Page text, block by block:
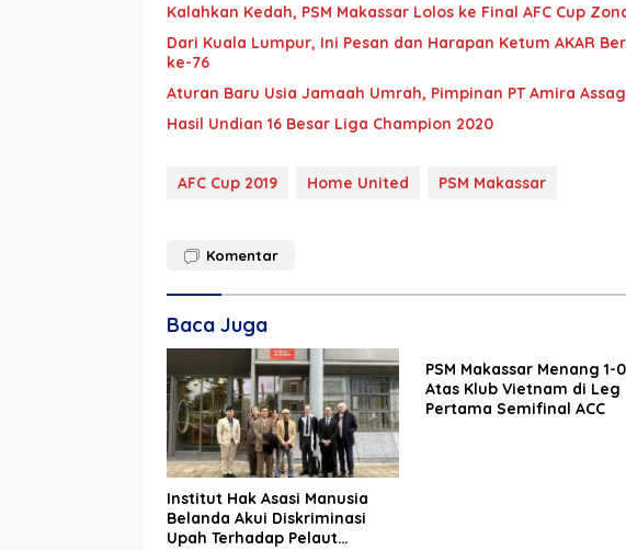
Kalahkan Kedah, PSM Makassar Lolos ke Final AFC Cup
Dari Kuala Lumpur, Ini Pesan dan Harapan Ketum AKAR
ke-76
Aturan Baru Usia Jamaah Umrah, Pimpinan PT Amira
Hasil Undian 16 Besar Liga Champion 2020
AFC Cup 2019 Home United PSM Makassar
Komentar
Baca Juga
Institut Hak Asasi Manusia
Belanda Akui Diskriminasi
Upah Terhadap Pelaut
PSM Makassar Menang 1-0
Atas Klub Vietnam di Leg
Pertama Semifinal ACC